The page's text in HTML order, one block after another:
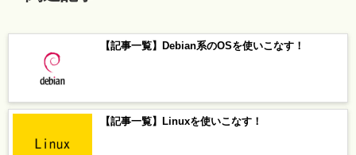
【記事一覧】Debian系のOSを使いこなす！
【記事一覧】Linuxを使いこなす！